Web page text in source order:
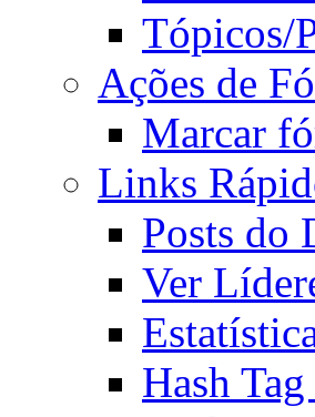
Tópicos/
Ações de
Marcar
Links
Posts do
Ver
Hash